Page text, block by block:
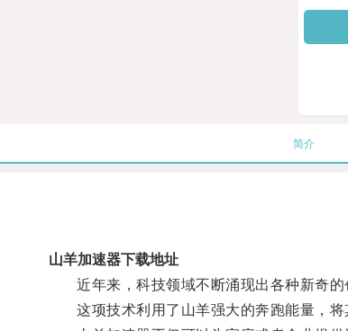
简介
山羊加速器下载地址
近年来，科技领域不断涌现出各种新奇的
这项技术利用了山羊强大的奔跑能量，将